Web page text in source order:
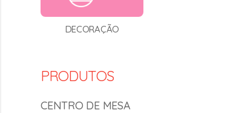
DECORAÇÃO
PRODUTOS
CENTRO DE MESA